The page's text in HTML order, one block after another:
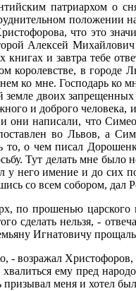
патриархом о
положении
что это
Алексей
книгах и завтра тебе
королевстве, в городе
ко мне. Господарь ко
двоих
и доброго
они написали, что
во Львов, а
то, о чем писал
Тут делать мне было
него имение и до сих
со всем собором, дал
по прошенью царского
сделать нельзя, -
Игнатовичу
- возражал
ему пред
призывал меня и хотел